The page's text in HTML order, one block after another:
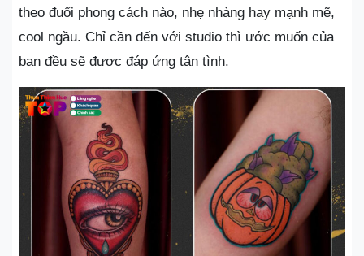
theo đuổi phong cách nào, nhẹ nhàng hay mạnh mẽ,
cool ngầu. Chỉ cần đến với studio thì ước muốn của
bạn đều sẽ được đáp ứng tận tình.